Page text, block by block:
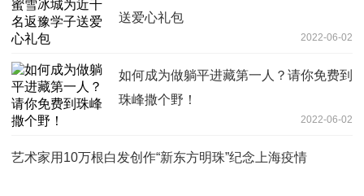
送爱心礼包
2022-06-02
如何成为做躺平进藏第一人？请你免费到
珠峰撒个野！
2022-06-02
艺术家用10万根白发创作“新东方明珠”纪念上海疫情